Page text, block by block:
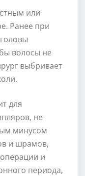
или
Ранее при
волосы не
выбривает
для
не
минусом
и шрамов,
и
периода,